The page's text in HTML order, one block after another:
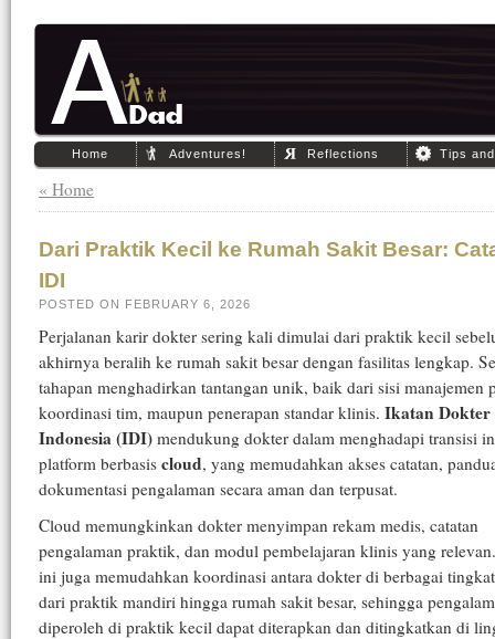
Home Adventures! Reflections Tips
« Home
Dari Praktik Kecil ke Rumah Sakit Besar:
IDI
POSTED ON FEBRUARY 6, 2026
Perjalanan karir dokter sering kali dimulai dari praktik kecil
akhirnya beralih ke rumah sakit besar dengan fasilitas lengkap.
tahapan menghadirkan tantangan unik, baik dari sisi manajemen
koordinasi tim, maupun penerapan standar klinis. Ikatan Dokter
Indonesia (IDI) mendukung dokter dalam menghadapi transisi
platform berbasis cloud, yang memudahkan akses catatan,
dokumentasi pengalaman secara aman dan terpusat.
Cloud memungkinkan dokter menyimpan rekam medis, catatan
pengalaman praktik, dan modul pembelajaran klinis yang
ini juga memudahkan koordinasi antara dokter di berbagai
dari praktik mandiri hingga rumah sakit besar, sehingga
diperoleh di praktik kecil dapat diterapkan dan ditingkatkan di